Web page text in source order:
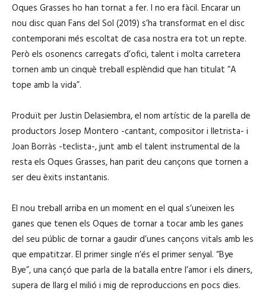
Oques Grasses ho han tornat a fer. I no era fàcil. Encarar un
nou disc quan Fans del Sol (2019) s’ha transformat en el disc
contemporani més escoltat de casa nostra era tot un repte.
Però els osonencs carregats d’ofici, talent i molta carretera
tornen amb un cinquè treball esplèndid que han titulat “A
tope amb la vida”.
Produït per Justin Delasiembra, el nom artístic de la parella de
productors Josep Montero -cantant, compositor i lletrista- i
Joan Borràs -teclista-, junt amb el talent instrumental de la
resta els Oques Grasses, han parit deu cançons que tornen a
ser deu èxits instantanis.
El nou treball arriba en un moment en el qual s’uneixen les
ganes que tenen els Oques de tornar a tocar amb les ganes
del seu públic de tornar a gaudir d’unes cançons vitals amb les
que empatitzar. El primer single n’és el primer senyal. “Bye
Bye”, una cançó que parla de la batalla entre l’amor i els diners,
supera de llarg el milió i mig de reproduccions en pocs dies.